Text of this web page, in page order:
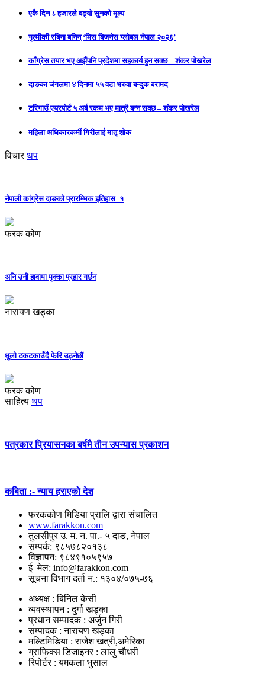
एकै दिन ८ हजारले बढ्यो सुनको मूल्य
गुल्मीकी रबिना बनिन् ‘मिस बिजनेस ग्लोबल नेपाल २०२६’
काँग्रेस तयार भए अझैंपनि प्रदेशमा सहकार्य हुन सक्छ – शंकर पोखरेल
दाङका जंगलमा ४ दिनमा ५५ वटा भरुवा बन्दुक बरामद
टरिगाउँ एयरपोर्ट ५ अर्ब रकम भए मात्रै बन्न सक्छ – शंकर पोखरेल
महिला अधिकारकर्मी गिरीलाई मातृ शोक
विचार थप
नेपाली कांग्रेस दाङको प्रारम्भिक इतिहास–१
फरक कोण
अनि उनी हावामा मुक्का प्रहार गर्छन
नारायण खड्का
धुलो टकटकाउँदै फेरि उठ्नेछौं
फरक कोण
साहित्य थप
पत्रकार प्रियासनका बर्षमै तीन उपन्यास प्रकाशन
कबिता :- न्याय हराएको देश
फरककोण मिडिया प्रालि द्वारा संचालित
www.farakkon.com
तुलसीपुर उ. म. न. पा.- ५ दाङ, नेपाल
सम्पर्क: ९८५७८२०१३८
विज्ञापन: ९८४९१०५९५७
ई–मेल: info@farakkon.com
सूचना विभाग दर्ता न.: १३०४/०७५-७६
अध्यक्ष : बिनिल केसी
व्यवस्थापन : दुर्गा खड्का
प्रधान सम्पादक : अर्जुन गिरी
सम्पादक : नारायण खड्का
मल्टिमिडिया : राजेश खत्री,अमेरिका
ग्राफिक्स डिजाइनर : लालु चौधरी
रिपोर्टर : यमकला भुसाल